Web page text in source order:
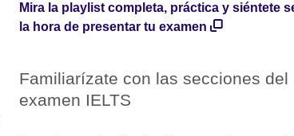
Mira la playlist completa, práctica y siéntete
la hora de presentar tu examen
Familiarízate con las secciones del
examen IELTS